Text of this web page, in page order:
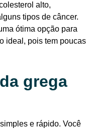
alto,
tipos de câncer.
ótima opção para
ideal, pois tem poucas
grega
e rápido. Você